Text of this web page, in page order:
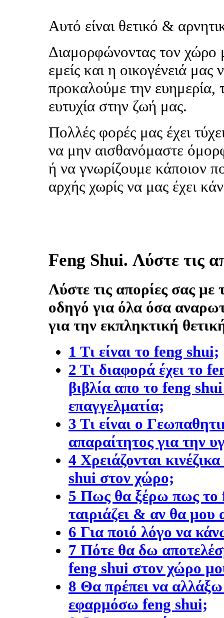
Αυτό είναι θετικό &
Διαμορφώνοντας τον χώρο
εμείς και η οικογένειά
προκαλούμε την ευημερία,
ευτυχία στην ζωή μας.
Πολλές φορές μας έχει
να μην αισθανόμαστε
ή να γνωρίζουμε κάποιον
αρχής χωρίς να μας έχει
Feng Shui. Λύστε τις
Λύστε τις απορίες σας
οδηγό για όλα όσα
για την εκπληκτική
1 Τι είναι το feng shui;
2 Τι διαφορά έχει το
βιβλία απο το feng
επαγγελματία;
3 Τι είναι ο
απαραίτητος για την
4 Χρειάζονται
shui στον χώρο;
5 Πως θα ξέρω πως το
ταιριάζει & αν θα μου
6 Για ποιό λόγο να
7 Πότε θα δω
feng shui στον χώρο
8 Θα πρέπει να
εφαρμόσω feng shui;